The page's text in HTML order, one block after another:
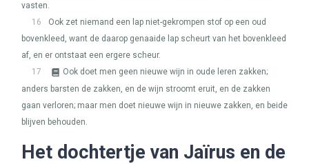
vasten.
16
Ook zet niemand een lap niet-gekrompen stof op een oud
bovenkleed, want de daarop genaaide lap scheurt van het bovenkleed
af, en er ontstaat een ergere scheur.
17
Ook doet men geen nieuwe wijn in oude leren zakken;
anders barsten de zakken, en de wijn stroomt eruit, en de zakken
gaan verloren; maar men doet nieuwe wijn in nieuwe zakken, en beide
blijven behouden.
Het dochtertje van Jaïrus en de